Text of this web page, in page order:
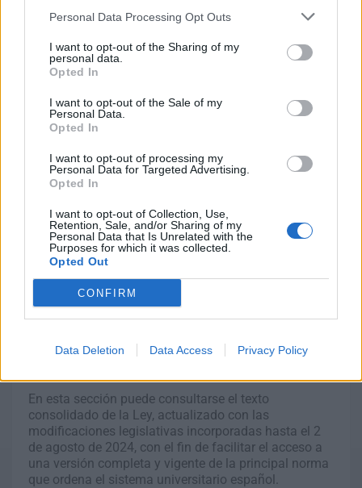
Personal Data Processing Opt Outs
I want to opt-out of the Sharing of my
personal data.
Opted In
I want to opt-out of the Sale of my
Personal Data.
Opted In
I want to opt-out of processing my
Personal Data for Targeted Advertising.
Opted In
I want to opt-out of Collection, Use,
Retention, Sale, and/or Sharing of my
Personal Data that Is Unrelated with the
Purposes for which it was collected.
Opted Out
CONFIRM
Data Deletion Data Access Privacy Policy
garantizar la correcta administración de los fondos
o establecer reglas de actuación.
La Ley Orgánica 2/2023, de 22 de marzo, del Sistema
Universitario (LOSU) constituye el marco normativo
básico que regula la organización y el
funcionamiento del sistema universitario español. La
norma define los principios que rigen la actividad de
las universidades, su gobernanza, el régimen del
estudiantado y del personal universitario, la
financiación, la calidad y la relación de la Universidad
En esta sección puede consultarse el texto
consolidado de la Ley, actualizado con las
modificaciones legislativas incorporadas hasta el 2
de agosto de 2024, con el fin de facilitar el acceso a
una versión completa y vigente de la principal norma
que ordena el sistema universitario español.